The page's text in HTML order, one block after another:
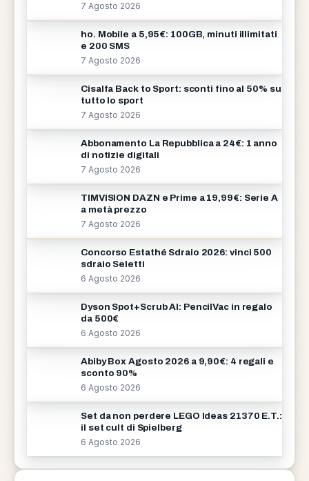
7 Agosto 2026
ho. Mobile a 5,95€: 100GB, minuti illimitati
e 200 SMS
7 Agosto 2026
Cisalfa Back to Sport: sconti fino al 50% su
tutto lo sport
7 Agosto 2026
Abbonamento La Repubblica a 24€: 1 anno
di notizie digitali
7 Agosto 2026
TIMVISION DAZN e Prime a 19,99€: Serie A
a metà prezzo
7 Agosto 2026
Concorso Estathé Sdraio 2026: vinci 500
sdraio Seletti
6 Agosto 2026
Dyson Spot+Scrub AI: PencilVac in regalo
da 500€
6 Agosto 2026
Abiby Box Agosto 2026 a 9,90€: 4 regali e
sconto 90%
6 Agosto 2026
Set da non perdere LEGO Ideas 21370 E.T.:
il set cult di Spielberg
6 Agosto 2026